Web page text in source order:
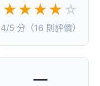
★★★★ ☆
4/5 分（16 則評價）
—